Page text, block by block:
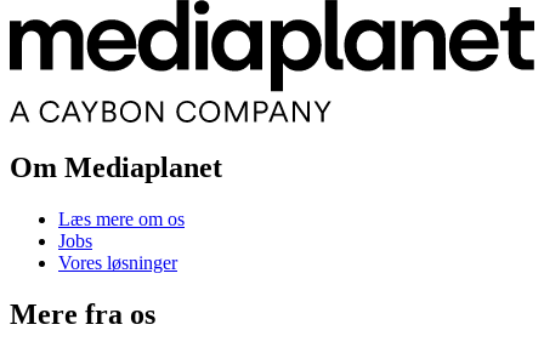
Om Mediaplanet
Læs mere om os
Jobs
Vores løsninger
Mere fra os